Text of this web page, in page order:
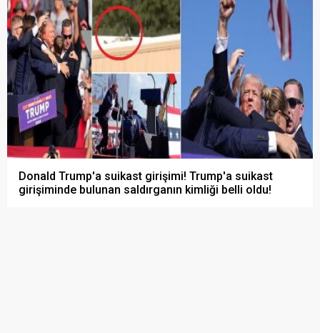
Donald Trump'a suikast girişimi! Trump'a suikast
girişiminde bulunan saldırganın kimliği belli oldu!